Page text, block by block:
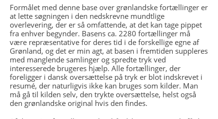
Formålet med denne base over grønlandske fortællinger er
at lette søgningen i den nedskrevne mundtlige
overlevering, der er så omfattende, at det kan tage pippet
fra enhver begynder. Basens ca. 2280 fortællinger må
være repræsentative for deres tid i de forskellige egne af
Grønland, og det er min agt, at basen i fremtiden suppleres
med manglende samlinger og spredte tryk ved
interesserede brugeres hjælp. Alle fortællinger, der
foreligger i dansk oversættelse på tryk er blot indskrevet i
resumé, der naturligvis ikke kan bruges som kilder. Man
må gå til kilden selv, den trykte oversættelse, helst også
den grønlandske original hvis den findes.